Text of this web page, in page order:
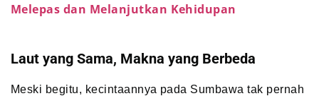
Melepas dan Melanjutkan Kehidupan
Laut yang Sama, Makna yang Berbeda
Meski begitu, kecintaannya pada Sumbawa tak pernah